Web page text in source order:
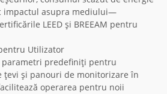
impactul asupra mediului—
LEED și BREEAM pentru
Utilizator
predefiniți pentru
țevi și panouri de monitorizare în
operarea pentru noii